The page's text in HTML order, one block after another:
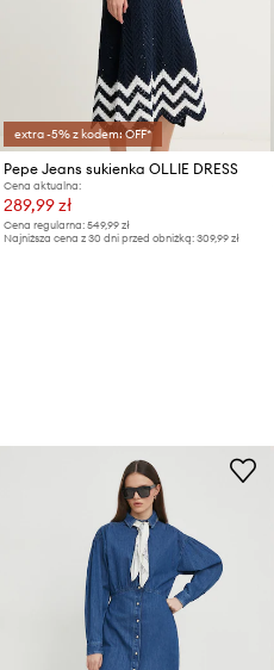
extra -5% z kodem: OFF*
Pepe Jeans sukienka OLLIE DRESS
Cena aktualna:
289,99 zł
Cena regularna: 549,99 zł
Najniższa cena z 30 dni przed obniżką: 309,99 zł